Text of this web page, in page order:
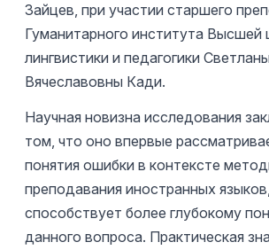
Зайцев, при участии старшего
Гуманитарного института Высшей
лингвистики и педагогики Светланы
Вячеславовны Кади.
Научная новизна исследования
том, что оно впервые
понятия ошибки в контексте
преподавания иностранных
способствует более глубокому
данного вопроса. Практическая